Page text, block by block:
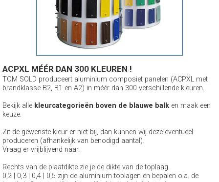
ACPXL MÉÉR DAN 300 KLEUREN !
TOM SOLD produceert aluminium composiet panelen (ACPXL met
brandklasse B2, B1 en A2) in méér dan 300 verschillende kleuren.
Bekijk alle kleurcategorieën boven de blauwe balk en maak een
keuze.
Zit de gewenste kleur er niet bij, dan kunnen wij deze eventueel
produceren (afhankelijk van benodigd aantal).
Vraag er vrijblijvend naar.
Rechts van de plaatdikte zie je de dikte van de toplaag.
0,2 | 0,3 | 0,4 | 0,5 zijn de aluminium toplagen en bepalen o.a. de